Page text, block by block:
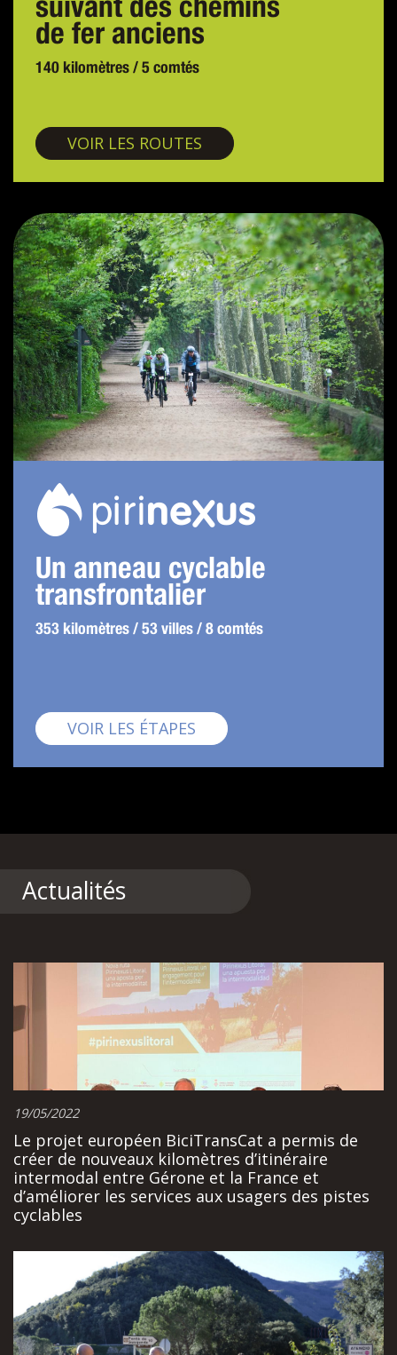
de fer anciens
140 kilomètres / 5 comtés
VOIR LES ROUTES Voies vertes
Un anneau cyclable
transfrontalier
353 kilomètres / 53 villes / 8 comtés
VOIR LES ÉTAPES Pirinexus
Actualités
19/05/2022
Le projet européen BiciTransCat a permis de
créer de nouveaux kilomètres d’itinéraire
intermodal entre Gérone et la France et
d’améliorer les services aux usagers des pistes
cyclables